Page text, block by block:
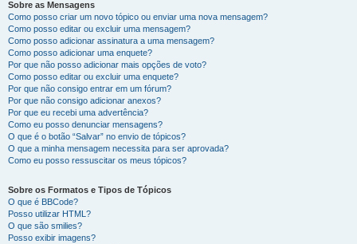
Sobre as Mensagens
Como posso criar um novo tópico ou enviar uma nova mensagem?
Como posso editar ou excluir uma mensagem?
Como posso adicionar assinatura a uma mensagem?
Como posso adicionar uma enquete?
Por que não posso adicionar mais opções de voto?
Como posso editar ou excluir uma enquete?
Por que não consigo entrar em um fórum?
Por que não consigo adicionar anexos?
Por que eu recebi uma advertência?
Como eu posso denunciar mensagens?
O que é o botão “Salvar” no envio de tópicos?
O que a minha mensagem necessita para ser aprovada?
Como eu posso ressuscitar os meus tópicos?
Sobre os Formatos e Tipos de Tópicos
O que é BBCode?
Posso utilizar HTML?
O que são smilies?
Posso exibir imagens?